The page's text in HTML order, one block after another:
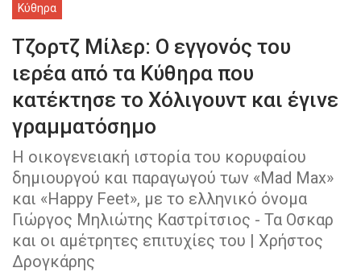
Κύθηρα
Τζορτζ Μίλερ: O εγγονός του
ιερέα από τα Κύθηρα που
κατέκτησε το Χόλιγουντ και έγινε
γραμματόσημο
Η οικογενειακή ιστορία του κορυφαίου
δημιουργού και παραγωγού των «Mad Max»
και «Happy Feet», με το ελληνικό όνομα
Γιώργος Μηλιώτης Καστρίτσιος - Τα Οσκαρ
και οι αμέτρητες επιτυχίες του | Χρήστος
Δρογκάρης